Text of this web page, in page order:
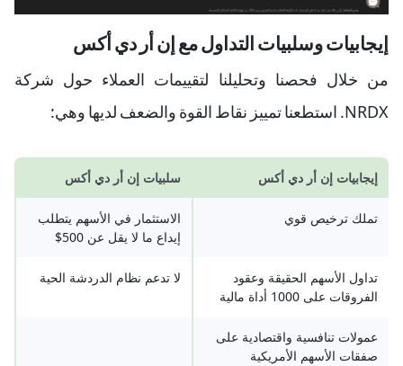
إيجابيات وسلبيات التداول مع إن أر دي أكس
من خلال فحصنا وتحليلنا لتقييمات العملاء حول شركة
NRDX. استطعنا تمييز نقاط القوة والضعف لديها وهي:
إيجابيات إن أر دي أكس سلبيات إن أر دي أكس
تملك ترخيص قوي
الاستثمار في الأسهم يتطلب
إيداع ما لا يقل عن 500$
تداول الأسهم الحقيقة وعقود
الفروقات على 1000 أداة مالية
لا تدعم نظام الدردشة الحية
عمولات تنافسية واقتصادية على
صفقات الأسهم الأمريكية